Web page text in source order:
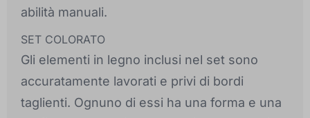
abilità manuali.
SET COLORATO
Gli elementi in legno inclusi nel set sono
accuratamente lavorati e privi di bordi
taglienti. Ognuno di essi ha una forma e una